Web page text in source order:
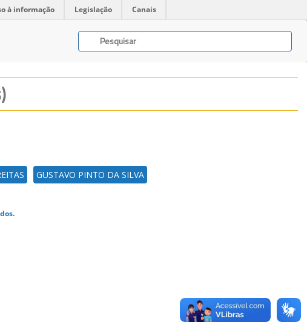
à informação Legislação Canais
GUSTAVO PINTO DA SILVA